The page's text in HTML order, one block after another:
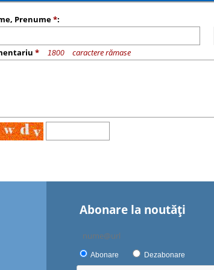
Prenume*:
* caractere rămase
Abonare la noutăţi
Abonare Dezabonare